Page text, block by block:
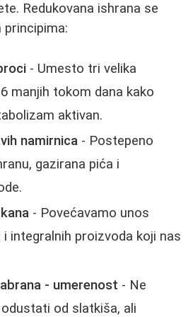
Redukovana ishrana se
principima:
- Umesto tri velika
manjih tokom dana kako
aktivan.
namirnica - Postepeno
gazirana pića i
- Povećavamo unos
i integralnih proizvoda koji nas
- umerenost - Ne
od slatkiša, ali